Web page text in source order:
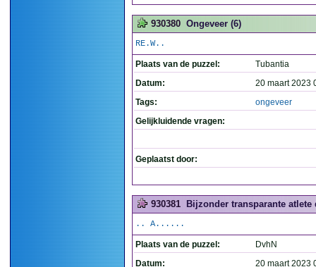
930380 Ongeveer (6)
RE.W..
Plaats van de puzzel:
Tubantia
Datum:
20 maart 2023
Tags:
ongeveer
Gelijkluidende vragen:
Geplaatst door:
930381 Bijzonder transparante
.. A......
Plaats van de puzzel:
DvhN
Datum:
20 maart 2023